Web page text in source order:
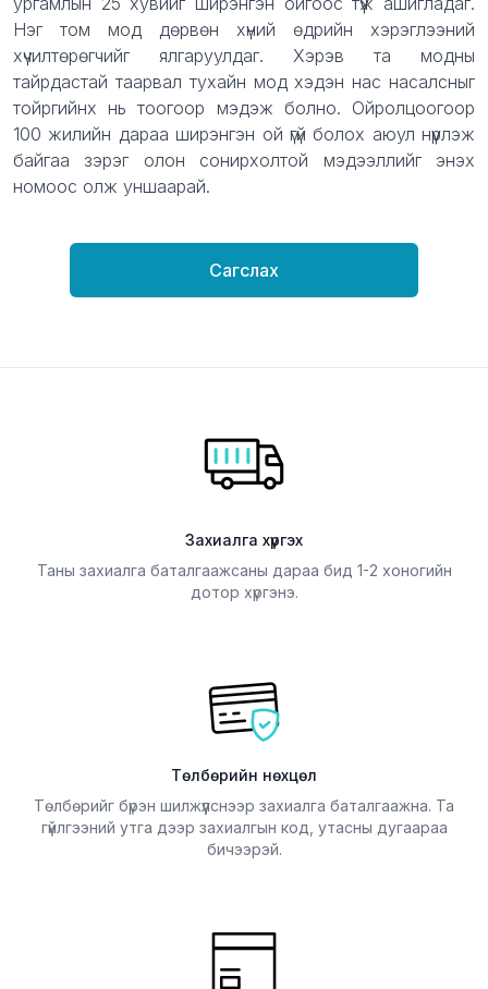
Нэг том мод дөрвөн хүний өдрийн хэрэглээний
хүчилтөрөгчийг ялгаруулдаг. Хэрэв та модны
тайрдастай таарвал тухайн мод хэдэн нас насалсныг
тойргийнх нь тоогоор мэдэж болно. Ойролцоогоор
100 жилийн дараа ширэнгэн ой үгүй болох аюул нүүрлэж
байгаа зэрэг олон сонирхолтой мэдээллийг энэхүү
номоос олж уншаарай.
Сагслах
Захиалга хүргэх
Таны захиалга баталгаажсаны дараа бид 1-2 хоногийн
дотор хүргэнэ.
Төлбөрийн нөхцөл
Төлбөрийг бүрэн шилжүүлснээр захиалга баталгаажна. Та
гүйлгээний утга дээр захиалгын код, утасны дугаараа
бичээрэй.